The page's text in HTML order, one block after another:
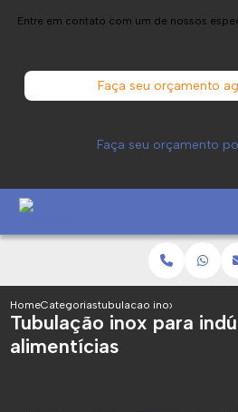
Entre em contato com um de nossos
Faça seu orçamento
Faça seu orçamento
HomeCategoriastubulacao inox industrias
Tubulação inox para
alimentícias